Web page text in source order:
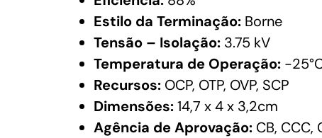
Estilo da Terminação: Borne
Tensão – Isolação: 3.75 kV
Temperatura de Operação: -
Recursos: OCP, OTP, OVP, SCP
Dimensões:14,7 x 4 x 3,2cm
Agência de Aprovação: CB, CCC,